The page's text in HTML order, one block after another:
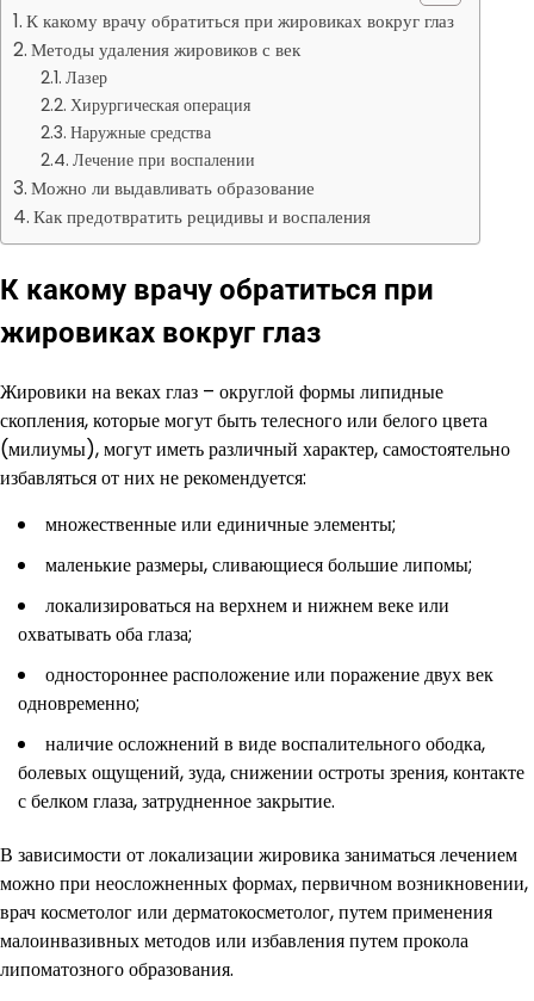
К какому врачу обратиться при жировиках вокруг глаз
Методы удаления жировиков с век
Лазер
Хирургическая операция
Наружные средства
Лечение при воспалении
Можно ли выдавливать образование
Как предотвратить рецидивы и воспаления
К какому врачу обратиться при
жировиках вокруг глаз
Жировики на веках глаз – округлой формы липидные
скопления, которые могут быть телесного или белого цвета
(милиумы), могут иметь различный характер, самостоятельно
избавляться от них не рекомендуется:
множественные или единичные элементы;
маленькие размеры, сливающиеся большие липомы;
локализироваться на верхнем и нижнем веке или
охватывать оба глаза;
одностороннее расположение или поражение двух век
одновременно;
наличие осложнений в виде воспалительного ободка,
болевых ощущений, зуда, снижении остроты зрения, контакте
с белком глаза, затрудненное закрытие.
В зависимости от локализации жировика заниматься лечением
можно при неосложненных формах, первичном возникновении,
врач косметолог или дерматокосметолог, путем применения
малоинвазивных методов или избавления путем прокола
липоматозного образования.